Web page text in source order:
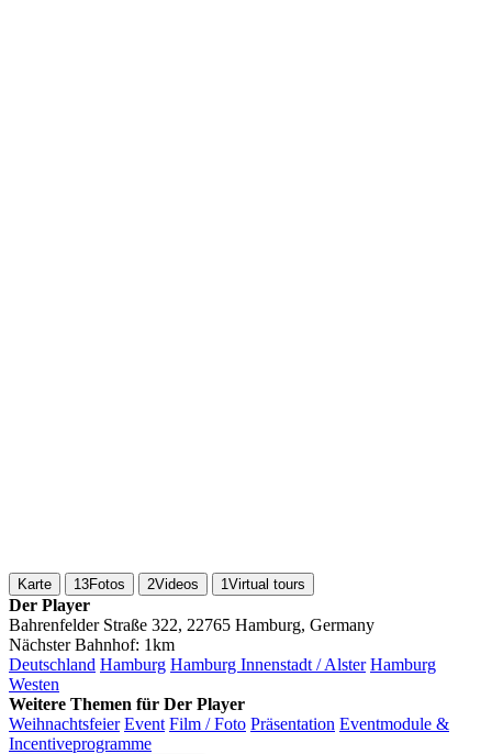
Karte 13Fotos 2Videos 1Virtual tours
Der Player
Bahrenfelder Straße 322, 22765 Hamburg, Germany
Nächster Bahnhof: 1km
Deutschland Hamburg Hamburg Innenstadt / Alster Hamburg
Westen
Weitere Themen für Der Player
Weihnachtsfeier Event Film / Foto Präsentation Eventmodule &
Incentiveprogramme